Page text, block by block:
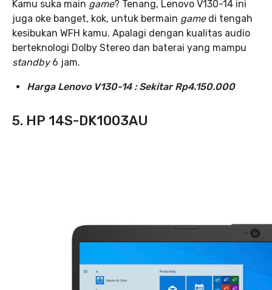
Kamu suka main game? Tenang, Lenovo V130-14 ini
juga oke banget, kok, untuk bermain gamedi tengah
kesibukan WFH kamu. Apalagi dengan kualitas audio
berteknologi Dolby Stereo dan baterai yang mampu
standby6 jam.
Harga Lenovo V130-14 : Sekitar Rp4.150.000
5. HP 14S-DK1003AU